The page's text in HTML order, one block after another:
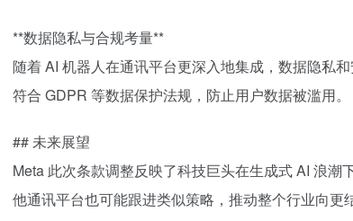
**数据隐私与合规考量**
随着 AI 机器人在通讯平台更深入地集成，数据隐私
符合 GDPR 等数据保护法规，防止用户数据被滥用。
## 未来展望
Meta 此次条款调整反映了科技巨头在生成式 AI 浪
他通讯平台也可能跟进类似策略，推动整个行业向更